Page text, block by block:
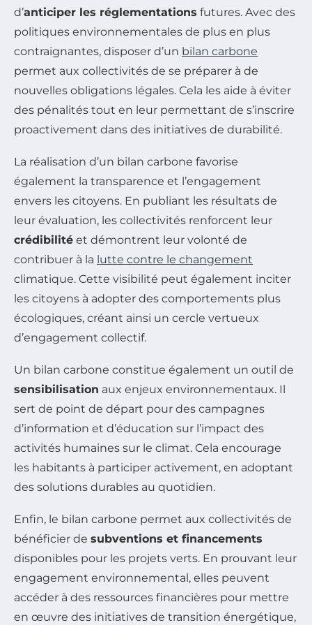
d’anticiper les réglementations futures. Avec des
politiques environnementales de plus en plus
contraignantes, disposer d’un bilan carbone
permet aux collectivités de se préparer à de
nouvelles obligations légales. Cela les aide à éviter
des pénalités tout en leur permettant de s’inscrire
proactivement dans des initiatives de durabilité.
La réalisation d’un bilan carbone favorise
également la transparence et l’engagement
envers les citoyens. En publiant les résultats de
leur évaluation, les collectivités renforcent leur
crédibilité et démontrent leur volonté de
contribuer à la lutte contre le changement
climatique. Cette visibilité peut également inciter
les citoyens à adopter des comportements plus
écologiques, créant ainsi un cercle vertueux
d’engagement collectif.
Un bilan carbone constitue également un outil de
sensibilisation aux enjeux environnementaux. Il
sert de point de départ pour des campagnes
d’information et d’éducation sur l’impact des
activités humaines sur le climat. Cela encourage
les habitants à participer activement, en adoptant
des solutions durables au quotidien.
Enfin, le bilan carbone permet aux collectivités de
bénéficier de subventions et financements
disponibles pour les projets verts. En prouvant leur
engagement environnemental, elles peuvent
accéder à des ressources financières pour mettre
en œuvre des initiatives de transition énergétique,